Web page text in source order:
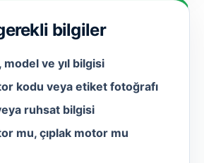
bilgiler
ve yıl bilgisi
kodu veya etiket fotoğrafı
ruhsat bilgisi
mu, çıplak motor mu